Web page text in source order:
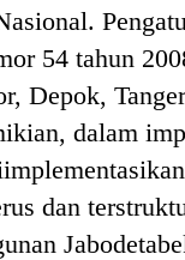
54 tahun
Depok,
dalam
dan